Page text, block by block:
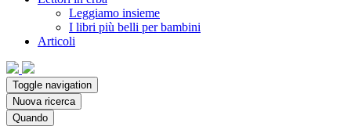
Leggiamo insieme
I libri più belli per bambini
Articoli
Toggle navigation
Nuova ricerca
Quando